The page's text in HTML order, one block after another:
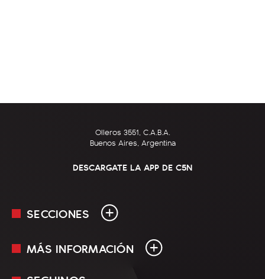
Olleros 3551, C.A.B.A.
Buenos Aires, Argentina
DESCARGATE LA APP DE C5N
SECCIONES
En Vivo
MÁS INFORMACIÓN